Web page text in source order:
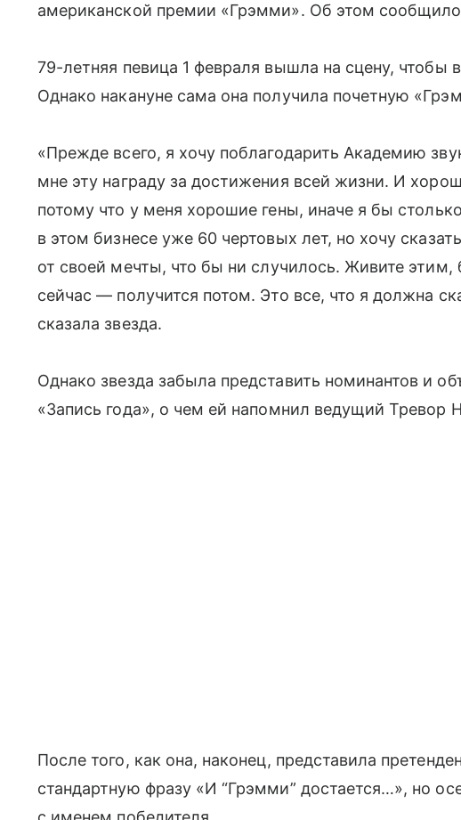
американской премии «Грэмми». Об этом сообщило
79-летняя певица 1 февраля вышла на сцену, чтобы
Однако накануне сама она получила почетную
«Прежде всего, я хочу поблагодарить Академию
мне эту награду за достижения всей жизни. И
потому что у меня хорошие гены, иначе я бы
в этом бизнесе уже 60 чертовых лет, но хочу
от своей мечты, что бы ни случилось. Живите этим,
сейчас — получится потом. Это все, что я должна
сказала звезда.
Однако звезда забыла представить номинантов и
«Запись года», о чем ей напомнил ведущий Тревор
После того, как она, наконец, представила
стандартную фразу «И “Грэмми” достается…», но